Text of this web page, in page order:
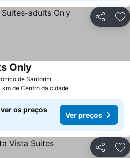
Partilhar
de Santorini
Only
km de Centro da cidade
os preços
Ver preços
Partilhar